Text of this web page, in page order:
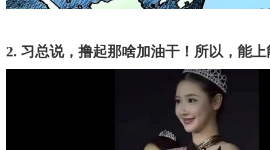
2. 习总说，撸起那啥加油干！所以，能